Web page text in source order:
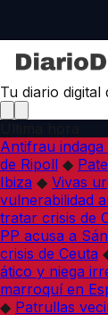
Tu diario
Antifrau
de Ripoll ◆
Ibiza ◆ Vivas
vulnerabilidad
tratar crisis de
PP acusa a
crisis de Ceuta
ático y niega
marroquí en
◆ Patrullas